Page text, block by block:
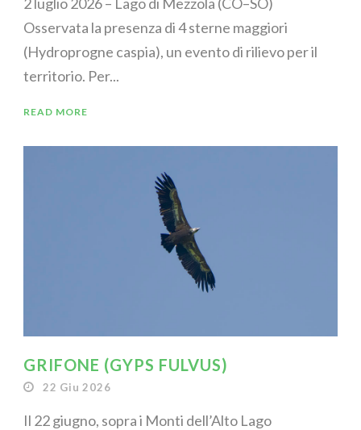
2 luglio 2026 – Lago di Mezzola (CO–SO)
Osservata la presenza di 4 sterne maggiori
(Hydroprogne caspia), un evento di rilievo per il
territorio. Per...
READ MORE
GRIFONE (GYPS FULVUS)
22 Giu 2026
Il 22 giugno, sopra i Monti dell’Alto Lago